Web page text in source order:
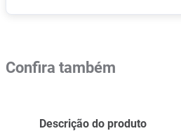
Confira também
Descrição do produto